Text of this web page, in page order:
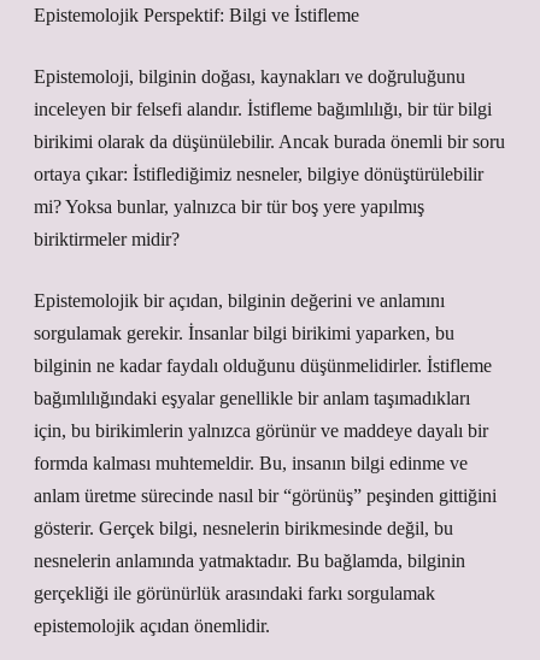
Epistemolojik Perspektif: Bilgi ve İstifleme
Epistemoloji, bilginin doğası, kaynakları ve doğruluğunu
inceleyen bir felsefi alandır. İstifleme bağımlılığı, bir tür bilgi
birikimi olarak da düşünülebilir. Ancak burada önemli bir soru
ortaya çıkar: İstiflediğimiz nesneler, bilgiye dönüştürülebilir
mi? Yoksa bunlar, yalnızca bir tür boş yere yapılmış
biriktirmeler midir?
Epistemolojik bir açıdan, bilginin değerini ve anlamını
sorgulamak gerekir. İnsanlar bilgi birikimi yaparken, bu
bilginin ne kadar faydalı olduğunu düşünmelidirler. İstifleme
bağımlılığındaki eşyalar genellikle bir anlam taşımadıkları
için, bu birikimlerin yalnızca görünür ve maddeye dayalı bir
formda kalması muhtemeldir. Bu, insanın bilgi edinme ve
anlam üretme sürecinde nasıl bir “görünüş” peşinden gittiğini
gösterir. Gerçek bilgi, nesnelerin birikmesinde değil, bu
nesnelerin anlamında yatmaktadır. Bu bağlamda, bilginin
gerçekliği ile görünürlük arasındaki farkı sorgulamak
epistemolojik açıdan önemlidir.